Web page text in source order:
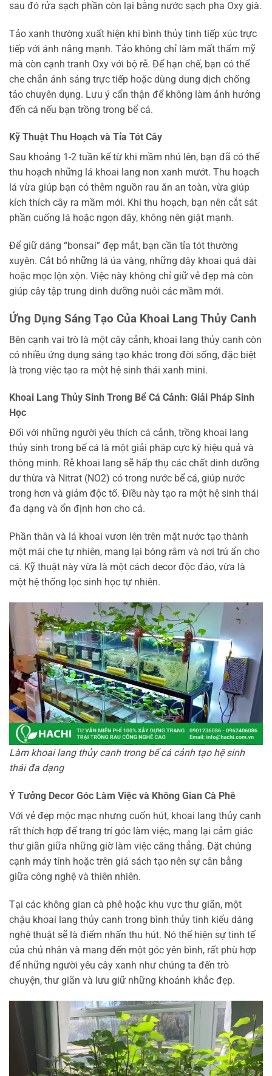
sau đó rửa sạch phần còn lại bằng nước sạch pha Oxy già.
Tảo xanh thường xuất hiện khi bình thủy tinh tiếp xúc trực
tiếp với ánh nắng mạnh. Tảo không chỉ làm mất thẩm mỹ
mà còn cạnh tranh Oxy với bộ rễ. Để hạn chế, bạn có thể
che chắn ánh sáng trực tiếp hoặc dùng dung dịch chống
tảo chuyên dụng. Lưu ý cẩn thận để không làm ảnh hưởng
đến cá nếu bạn trồng trong bể cá.
Kỹ Thuật Thu Hoạch và Tỉa Tót Cây
Sau khoảng 1-2 tuần kể từ khi mầm nhú lên, bạn đã có thể
thu hoạch những lá khoai lang non xanh mướt. Thu hoạch
lá vừa giúp bạn có thêm nguồn rau ăn an toàn, vừa giúp
kích thích cây ra mầm mới. Khi thu hoạch, bạn nên cắt sát
phần cuống lá hoặc ngọn dây, không nên giật mạnh.
Để giữ dáng “bonsai” đẹp mắt, bạn cần tỉa tót thường
xuyên. Cắt bỏ những lá úa vàng, những dây khoai quá dài
hoặc mọc lộn xộn. Việc này không chỉ giữ vẻ đẹp mà còn
giúp cây tập trung dinh dưỡng nuôi các mầm mới.
Ứng Dụng Sáng Tạo Của Khoai Lang Thủy Canh
Bên cạnh vai trò là một cây cảnh, khoai lang thủy canh còn
có nhiều ứng dụng sáng tạo khác trong đời sống, đặc biệt
là trong việc tạo ra một hệ sinh thái xanh mini.
Khoai Lang Thủy Sinh Trong Bể Cá Cảnh: Giải Pháp Sinh
Học
Đối với những người yêu thích cá cảnh, trồng khoai lang
thủy sinh trong bể cá là một giải pháp cực kỳ hiệu quả và
thông minh. Rễ khoai lang sẽ hấp thụ các chất dinh dưỡng
dư thừa và Nitrat (NO2) có trong nước bể cá, giúp nước
trong hơn và giảm độc tố. Điều này tạo ra một hệ sinh thái
đa dạng và ổn định hơn cho cá.
Phần thân và lá khoai vươn lên trên mặt nước tạo thành
một mái che tự nhiên, mang lại bóng râm và nơi trú ẩn cho
cá. Kỹ thuật này vừa là một cách decor độc đáo, vừa là
một hệ thống lọc sinh học tự nhiên.
Làm khoai lang thủy canh trong bể cá cảnh tạo hệ sinh
thái đa dạng
Ý Tưởng Decor Góc Làm Việc và Không Gian Cà Phê
Với vẻ đẹp mộc mạc nhưng cuốn hút, khoai lang thủy canh
rất thích hợp để trang trí góc làm việc, mang lại cảm giác
thư giãn giữa những giờ làm việc căng thẳng. Đặt chúng
cạnh máy tính hoặc trên giá sách tạo nên sự cân bằng
giữa công nghệ và thiên nhiên.
Tại các không gian cà phê hoặc khu vực thư giãn, một
chậu khoai lang thủy canh trong bình thủy tinh kiểu dáng
nghệ thuật sẽ là điểm nhấn thu hút. Nó thể hiện sự tinh tế
của chủ nhân và mang đến một góc yên bình, rất phù hợp
để những người yêu cây xanh như chúng ta đến trò
chuyện, thư giãn và lưu giữ những khoảnh khắc đẹp.